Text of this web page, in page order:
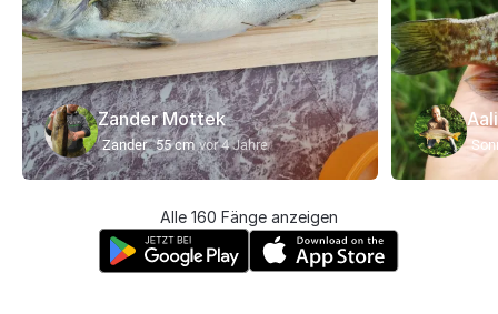
Zander Mottek
Zander 55 cm vor 4 Jahre
Alle 160 Fänge anzeigen